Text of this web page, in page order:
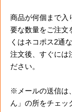
商品が何個まで入
要な数量をご注文
くはネコポス2通
注文後、すぐには
ださい。
※メールの送信は
ん」の所をチェッ